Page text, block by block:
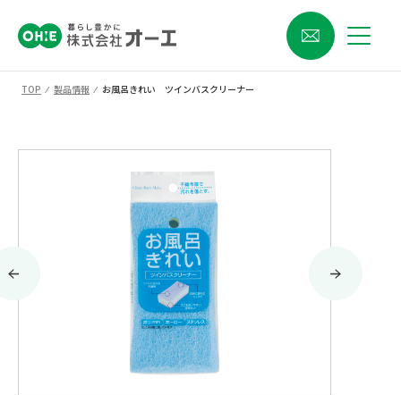
TOP ⁄ 製品情報 ⁄ お風呂きれい ツインバスクリーナー